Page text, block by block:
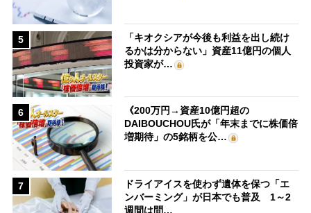
5
「キオクシアが今後も利益を出し続け
るかは分からない」資産11億円の個人
投資家が…
6
《200万円→資産10億円超の
DAIBOUCHOU氏が「年末までに株価倍
増期待」の5銘柄を公…
7
ドライアイスを使わず遺体を保つ「エ
ンバーミング」が日本でも普及 1～2
週間は問…